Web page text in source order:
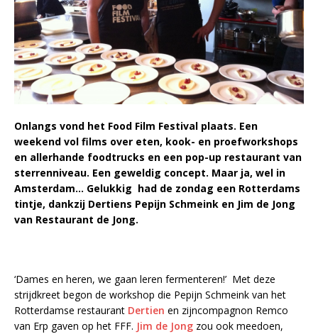
Onlangs vond het Food Film Festival plaats. Een
weekend vol films over eten, kook- en proefworkshops
en allerhande foodtrucks en een pop-up restaurant van
sterrenniveau. Een geweldig concept. Maar ja, wel in
Amsterdam… Gelukkig had de zondag een Rotterdams
tintje, dankzij Dertiens Pepijn Schmeink en Jim de Jong
van Restaurant de Jong.
‘Dames en heren, we gaan leren fermenteren!’ Met deze
strijdkreet begon de workshop die Pepijn Schmeink van het
Rotterdamse restaurant Dertien en zijncompagnon Remco
van Erp gaven op het FFF. Jim de Jong zou ook meedoen,